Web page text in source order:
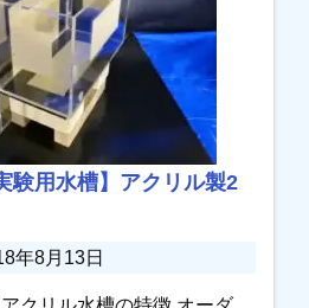
験用水槽】アクリル製2
年8月13日